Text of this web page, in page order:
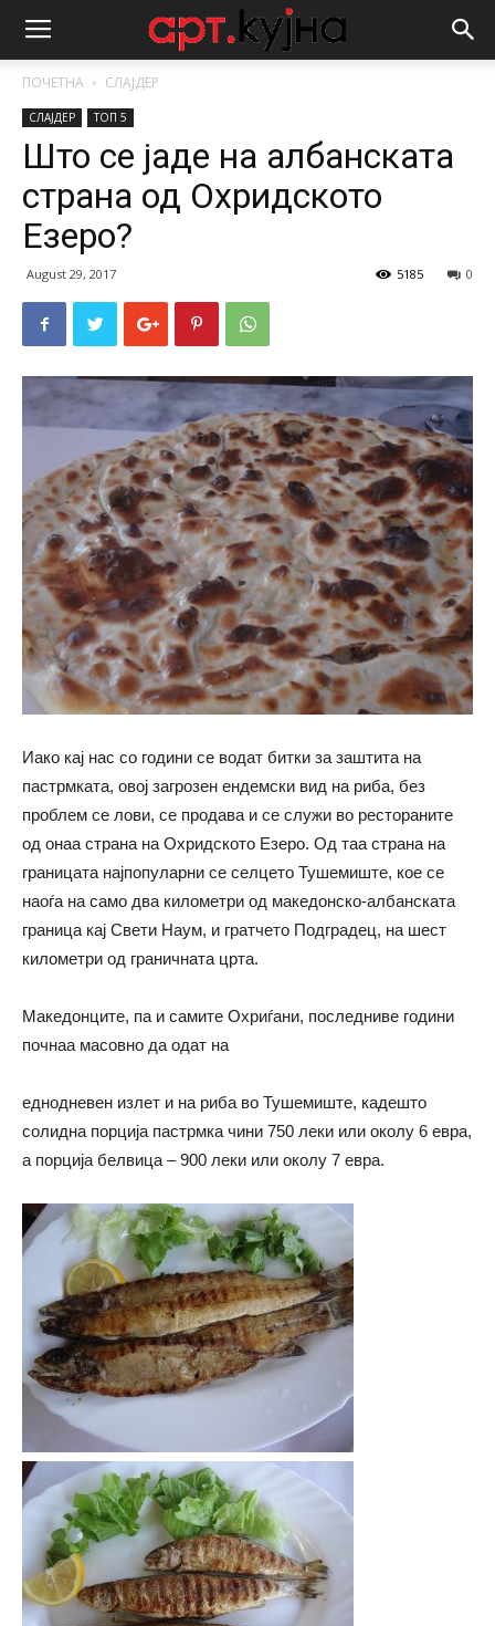
ПОЧЕТНА СЛАЈДЕР
СЛАЈДЕР ТОП 5
Што се јаде на албанската
страна од Охридското
Езеро?
August 29, 2017 0
5185
Иако кај нас со години се водат битки за заштита на
пастрмката, овој загрозен ендемски вид на риба, без
проблем се лови, се продава и се служи во рестораните
од онаа страна на Охридското Езеро. Од таа страна на
границата најпопуларни се селцето Тушемиште, кое се
наоѓа на само два километри од македонско-албанската
граница кај Свети Наум, и гратчето Подградец, на шест
километри од граничната црта.
Македонците, па и самите Охриѓани, последниве години
почнаа масовно да одат на
еднодневен излет и на риба во Тушемиште, кадешто
солидна порција пастрмка чини 750 леки или околу 6 евра,
а порција белвица – 900 леки или околу 7 евра.